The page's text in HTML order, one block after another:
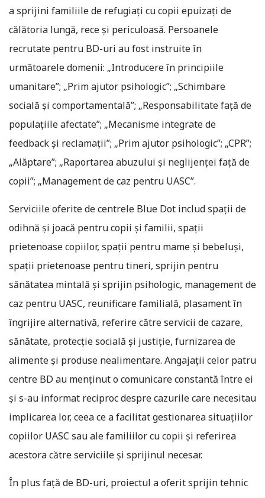
a sprijini familiile de refugiați cu copii epuizați de
călătoria lungă, rece și periculoasă. Persoanele
recrutate pentru BD-uri au fost instruite în
următoarele domenii: „Introducere în principiile
umanitare”; „Prim ajutor psihologic”; „Schimbare
socială și comportamentală”; „Responsabilitate față de
populațiile afectate”; „Mecanisme integrate de
feedback și reclamații”; „Prim ajutor psihologic”; „CPR”;
„Alăptare”; „Raportarea abuzului și neglijenței față de
copii”; „Management de caz pentru UASC”.
Serviciile oferite de centrele Blue Dot includ spații de
odihnă și joacă pentru copii și familii, spații
prietenoase copiilor, spații pentru mame și bebeluși,
spații prietenoase pentru tineri, sprijin pentru
sănătatea mintală și sprijin psihologic, management de
caz pentru UASC, reunificare familială, plasament în
îngrijire alternativă, referire către servicii de cazare,
sănătate, protecție socială și justiție, furnizarea de
alimente și produse nealimentare. Angajații celor patru
centre BD au menținut o comunicare constantă între ei
și s-au informat reciproc despre cazurile care necesitau
implicarea lor, ceea ce a facilitat gestionarea situațiilor
copiilor UASC sau ale familiilor cu copii și referirea
acestora către serviciile și sprijinul necesar.
În plus față de BD-uri, proiectul a oferit sprijin tehnic